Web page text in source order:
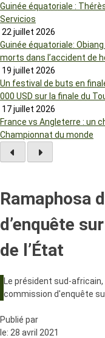
Guinée équatoriale :
Servicios
22 juillet 2026
Guinée équatoriale:
morts dans l’accident de
19 juillet 2026
Un festival de buts en
000 USD sur la finale du
17 juillet 2026
France vs Angleterre : un
Championnat du monde
Ramaphosa
d’enquête
de l’État
Le président sud-
commission d'enquête
Publié par
le: 28 avril 2021